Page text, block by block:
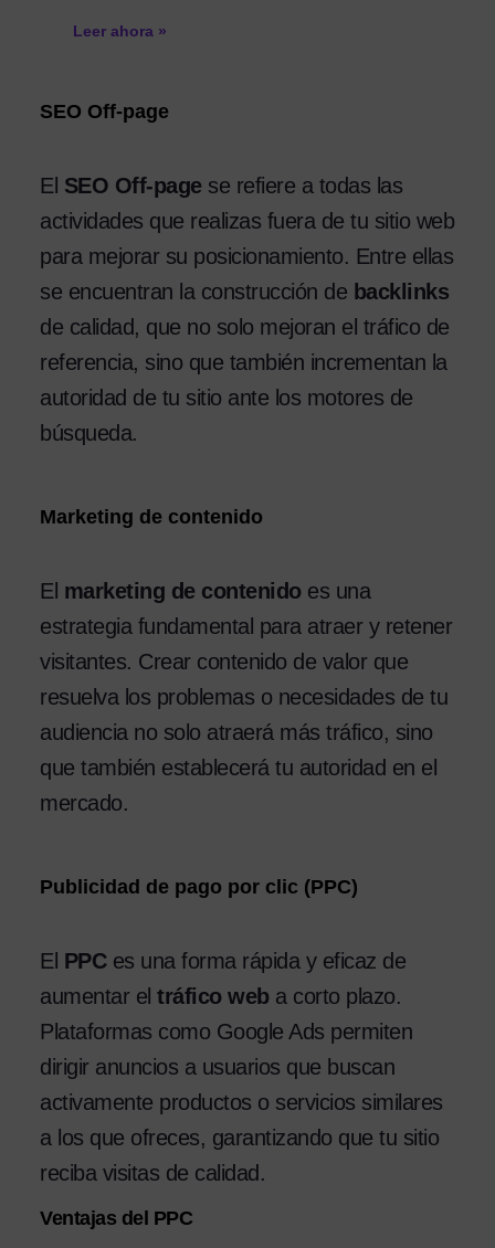
Leer ahora »
SEO Off-page
El SEO Off-pagese refiere a todas las
actividades que realizas fuera de tu sitio web
para mejorar su posicionamiento. Entre ellas
se encuentran la construcción de backlinks
de calidad, que no solo mejoran el tráfico de
referencia, sino que también incrementan la
autoridad de tu sitio ante los motores de
búsqueda.
Marketing de contenido
El marketing de contenidoes una
estrategia fundamental para atraer y retener
visitantes. Crear contenido de valor que
resuelva los problemas o necesidades de tu
audiencia no solo atraerá más tráfico, sino
que también establecerá tu autoridad en el
mercado.
Publicidad de pago por clic (PPC)
El PPCes una forma rápida y eficaz de
aumentar el tráfico weba corto plazo.
Plataformas como Google Ads permiten
dirigir anuncios a usuarios que buscan
activamente productos o servicios similares
a los que ofreces, garantizando que tu sitio
reciba visitas de calidad.
Ventajas del PPC